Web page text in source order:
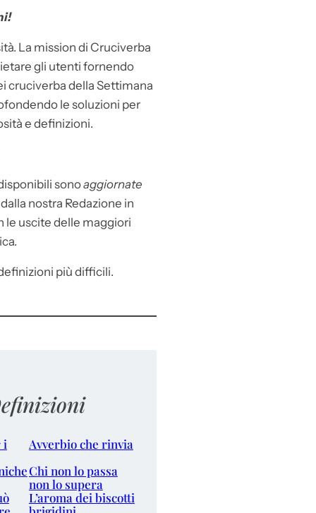
La mission di Cruciverba
gli utenti fornendo
cruciverba della Settimana
le soluzioni per
e definizioni.
sonoaggiornate
dalla nostra Redazione in
le uscite delle maggiori
più difficili.
i
Avverbio che rinvia
Chi non lo passa
non lo supera
L’aroma dei biscotti